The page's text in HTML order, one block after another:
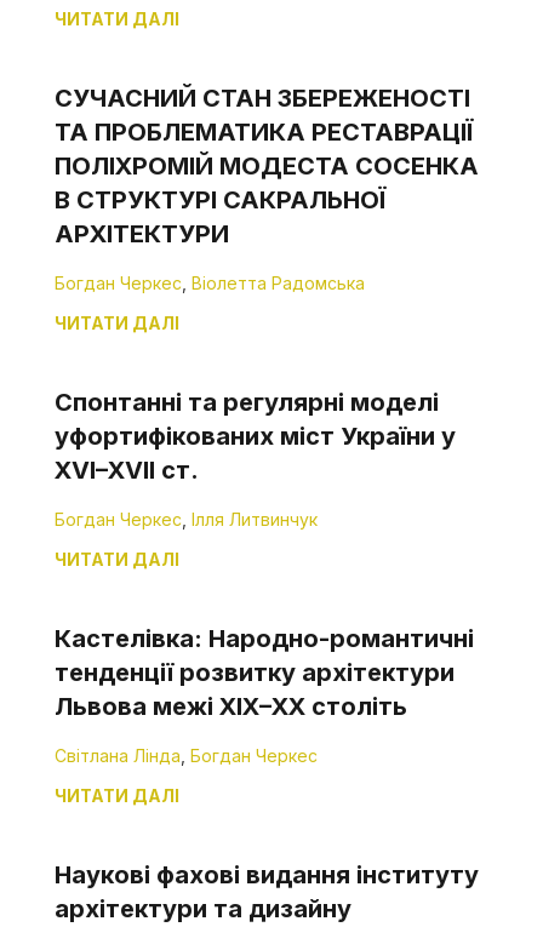
ЧИТАТИ ДАЛІ
СУЧАСНИЙ СТАН ЗБЕРЕЖЕНОСТІ
ТА ПРОБЛЕМАТИКА РЕСТАВРАЦІЇ
ПОЛІХРОМІЙ МОДЕСТА СОСЕНКА
В СТРУКТУРІ САКРАЛЬНОЇ
АРХІТЕКТУРИ
Богдан Черкес Віолетта Радомська
ЧИТАТИ ДАЛІ
Спонтанні та регулярні моделі
уфортифікованих міст України у
XVI–XVII ст.
Богдан Черкес Ілля Литвинчук
ЧИТАТИ ДАЛІ
Кастелівка: Народно-романтичні
тенденції розвитку архітектури
Львова межі XIX–XX століть
Світлана Лінда Богдан Черкес
ЧИТАТИ ДАЛІ
Наукові фахові видання інституту
архітектури та дизайну